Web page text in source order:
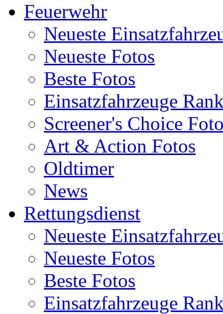
Feuerwehr
Neueste
Neueste Fotos
Beste Fotos
Einsatzfahrzeuge
Screener's Choice
Art & Action Fotos
Oldtimer
News
Rettungsdienst
Neueste
Neueste Fotos
Beste Fotos
Einsatzfahrzeuge